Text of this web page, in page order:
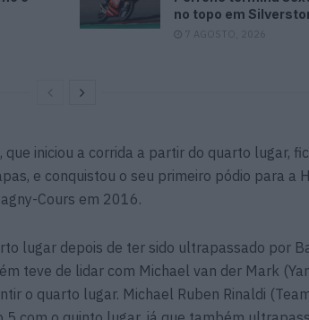
no topo em
7 AGOSTO, 2026
iniciou a corrida a partir do quarto lugar,
e conquistou o seu primeiro pódio para a
Cours em 2016.
lugar depois de ter sido ultrapassado por
teve de lidar com Michael van der Mark
o quarto lugar. Michael Ruben Rinaldi